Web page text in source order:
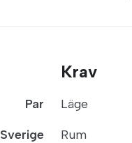
Par
Sverige
Krav
Läge
Rum